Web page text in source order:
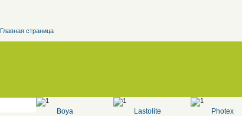
Главная страница
Boya
Lastolite
Photex